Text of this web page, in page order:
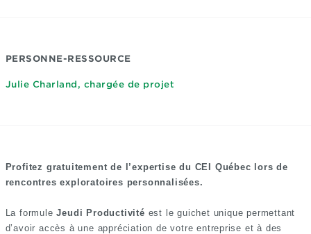
PERSONNE-RESSOURCE
Julie Charland, chargée de projet
Profitez gratuitement de l’expertise du CEI Québec lors de
rencontres exploratoires personnalisées.
La formuleJeudi Productivité est le guichet unique permettant
d’avoir accès à une appréciation de votre entreprise et à des